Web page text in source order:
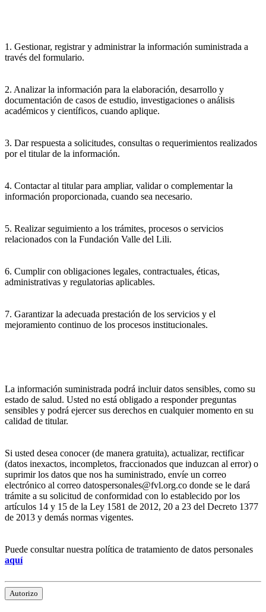
1. Gestionar, registrar y administrar la información suministrada a
través del formulario.
2. Analizar la información para la elaboración, desarrollo y
documentación de casos de estudio, investigaciones o análisis
académicos y científicos, cuando aplique.
3. Dar respuesta a solicitudes, consultas o requerimientos realizados
por el titular de la información.
4. Contactar al titular para ampliar, validar o complementar la
información proporcionada, cuando sea necesario.
5. Realizar seguimiento a los trámites, procesos o servicios
relacionados con la Fundación Valle del Lili.
6. Cumplir con obligaciones legales, contractuales, éticas,
administrativas y regulatorias aplicables.
7. Garantizar la adecuada prestación de los servicios y el
mejoramiento continuo de los procesos institucionales.
La información suministrada podrá incluir datos sensibles, como su
estado de salud. Usted no está obligado a responder preguntas
sensibles y podrá ejercer sus derechos en cualquier momento en su
calidad de titular.
Si usted desea conocer (de manera gratuita), actualizar, rectificar
(datos inexactos, incompletos, fraccionados que induzcan al error) o
suprimir los datos que nos ha suministrado, envíe un correo
electrónico al correo datospersonales@fvl.org.co donde se le dará
trámite a su solicitud de conformidad con lo establecido por los
artículos 14 y 15 de la Ley 1581 de 2012, 20 a 23 del Decreto 1377
de 2013 y demás normas vigentes.
Puede consultar nuestra política de tratamiento de datos personales
aquí
Autorizo